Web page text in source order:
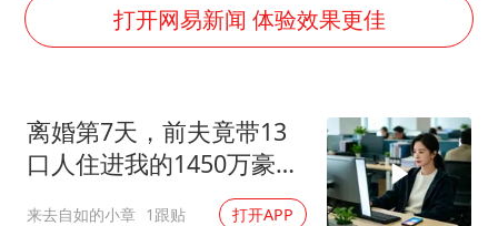
《龙餐馆》 冲奖
构建更高水平的全民健身公共服务体系
韩军前线部队连曝丑闻
云南一男子胃中取出180颗铁钉
打开网易新闻 体验效果更佳
离婚第7天，前夫竟带13
口人住进我的1450万豪
来去自如的小章 1跟贴 打开APP